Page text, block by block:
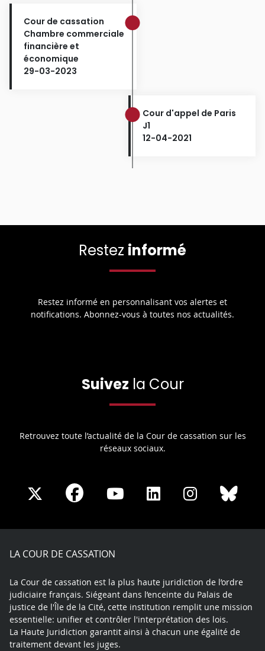
Cour de cassation
Chambre commerciale
financière et
économique
29-03-2023
Cour d'appel de Paris
J1
12-04-2021
Restez informé
Restez informé en personnalisant vos alertes et
notifications. Abonnez-vous à toutes nos actualités.
Suivez la Cour
Retrouvez toute l’actualité de la Cour de cassation sur les
réseaux sociaux.
Share
X
Share
Facebook
Share
Youtube
Share
LinkedIn
Share
Instagram
LA COUR DE CASSATION
La Cour de cassation est la plus haute juridiction de l’ordre
judiciaire français. Siégeant dans l’enceinte du Palais de
justice de l'Île de la Cité, cette institution remplit une mission
essentielle: unifier et contrôler l'interprétation des lois.
La Haute Juridiction garantit ainsi à chacun une égalité de
traitement devant les juges.